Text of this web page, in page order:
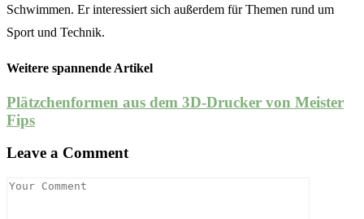
Schwimmen. Er interessiert sich außerdem für Themen rund um
Sport und Technik.
Weitere spannende Artikel
Plätzchenformen aus dem 3D-Drucker von Meister
Fips
Leave a Comment